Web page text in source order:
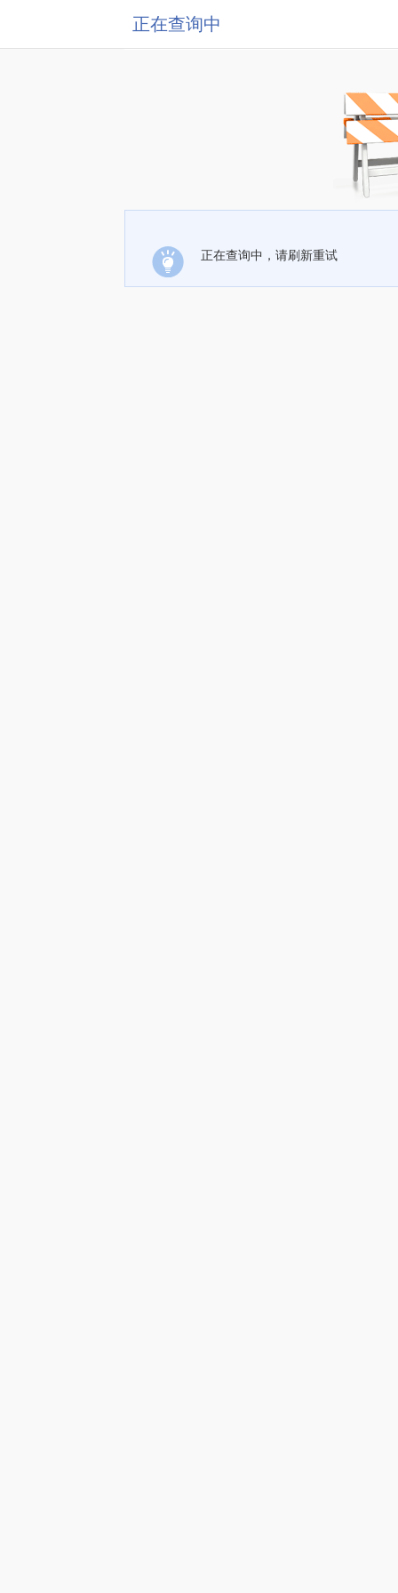
正在查询中
正在查询中，请刷新重试